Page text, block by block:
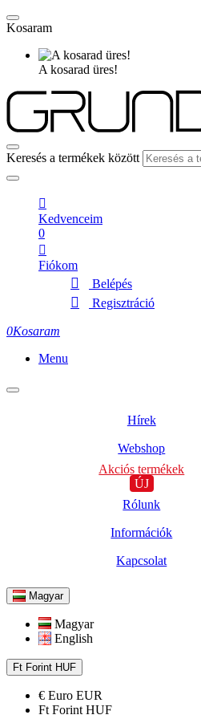
Kosaram
A kosarad üres!
Keresés a termékek között
Kedvenceim
0
Fiókom
Belépés
Regisztráció
0Kosaram
Menu
Hírek
Webshop
Akciós termékek
ÚJ
Rólunk
Információk
Kapcsolat
Magyar
Magyar
English
Ft Forint HUF
€ Euro EUR
Ft Forint HUF